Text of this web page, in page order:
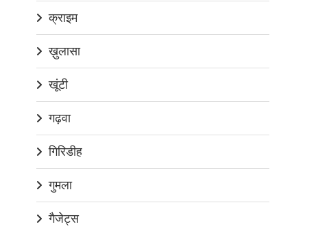
क्राइम
ख़ुलासा
खूंटी
गढ़वा
गिरिडीह
गुमला
गैजेट्स